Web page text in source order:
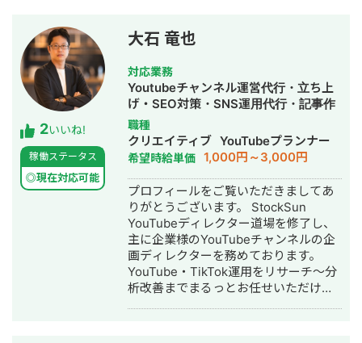
います。 「制約の中で最大の成果を出
す」──これは障害を持つ私が日々実
践してきたことであり、中小企業の経
営改善と同じ考え方だと思っていま
す。だからこそ、コスト・人手・時間
が限られた環境でもリアルな提案がで
きます。 こんな方にご連絡ください 経
営課題はあるが、何から手をつければ
いいかわからない デザインと経営の相
談を別々にするのが面倒 地方在住で良
質な相談相手が見つからない コストを
抑えつつ、本質的な改善をしたい 正直
に、気を使わず話せる相手を探してい
る 対応可能なサービス一覧 Webサイト
制作：ホームページ制作、LP制作 経営
相談：課題可視化・図解・優先順位整
理・戦略立案サポート バナー制作：広
告バナー・SNS投稿画像・ヘッダー・
500人の動画チームの統括を務める。
2いいね!
稼働ステータス
◎現在対応可能
大石 竜也
対応業務
Youtubeチャンネル運営代行・立ち上
げ・SEO対策・SNS運用代行・記事作
成代行・ライティング・動画制作・動
画編集・AI活用
職種
クリエイティブ YouTubeプランナー
希望時給単価 1,000円～3,000円
プロフィールをご覧いただきましてあ
りがとうございます。 StockSun
YouTubeディレクター道場を修了し、
主に企業様のYouTubeチャンネルの企
画ディレクターを務めております。
YouTube・TikTok運用をリサーチ～分
析改善までまるっとお任せいただけま